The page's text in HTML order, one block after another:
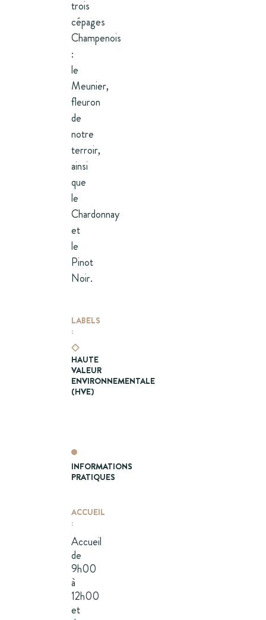
trois
cépages
Champenois
:
le
Meunier,
fleuron
de
notre
terroir,
ainsi
que
le
Chardonnay
et
le
Pinot
Noir.
LABELS
:
HAUTE
VALEUR
ENVIRONNEMENTALE
(HVE)
INFORMATIONS
PRATIQUES
ACCUEIL
:
Accueil
de
9h00
à
12h00
et